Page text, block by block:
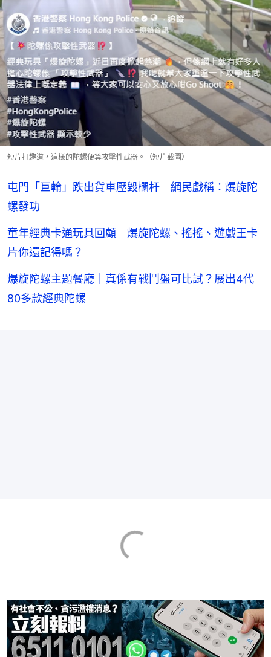
短片打趣道，這樣的陀螺便算攻擊性武器。（短片截圖）
屯門「巨輪」跌出貨車壓毀欄杆 網民戲稱：爆旋陀
螺發功
童年經典卡通玩具回顧 爆旋陀螺、搖搖、遊戲王卡
片你還記得嗎？
爆旋陀螺主題餐廳｜真係有戰鬥盤可比試？展出4代
80多款經典陀螺